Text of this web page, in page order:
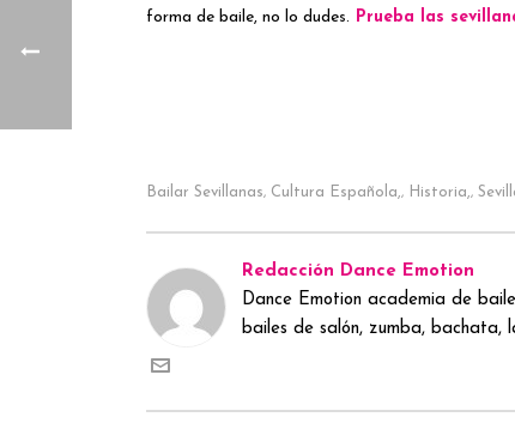
forma de baile, no lo dudes. Prueba las
Bailar Sevillanas, Cultura Española,, Historia,,
Redacción Dance Emotion
Dance Emotion academia de
bailes de salón, zumba, bachata,